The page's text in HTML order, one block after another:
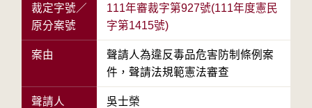
裁定字號／
原分案號
111年審裁字第927號(111年度憲民
字第1415號)
案由
聲請人為違反毒品危害防制條例案
件，聲請法規範憲法審查
聲請人 吳士榮